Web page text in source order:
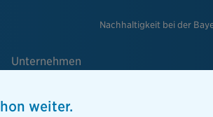
Nachhaltigkeit bei der
Unternehmen
weiter.